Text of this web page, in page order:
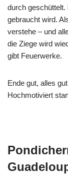
durch
gebraucht wird.
verstehe – und
die Ziege wird
gibt Feuerwerke.
Ende gut, alles
Hochmotiviert